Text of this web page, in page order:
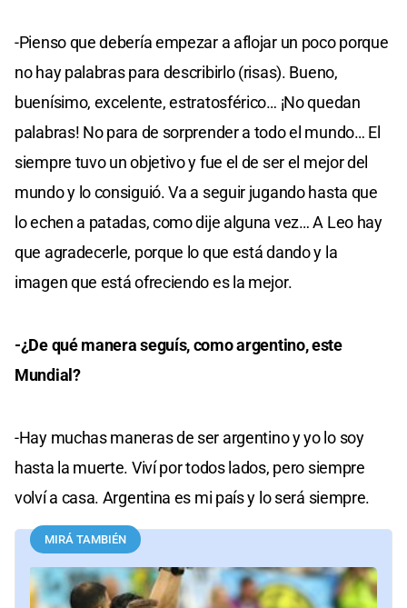
-Pienso que debería empezar a aflojar un poco porque
no hay palabras para describirlo (risas). Bueno,
buenísimo, excelente, estratosférico… ¡No quedan
palabras! No para de sorprender a todo el mundo… El
siempre tuvo un objetivo y fue el de ser el mejor del
mundo y lo consiguió. Va a seguir jugando hasta que
lo echen a patadas, como dije alguna vez… A Leo hay
que agradecerle, porque lo que está dando y la
imagen que está ofreciendo es la mejor.
-¿De qué manera seguís, como argentino, este
Mundial?
-Hay muchas maneras de ser argentino y yo lo soy
hasta la muerte. Viví por todos lados, pero siempre
volví a casa. Argentina es mi país y lo será siempre.
MIRÁ TAMBIÉN